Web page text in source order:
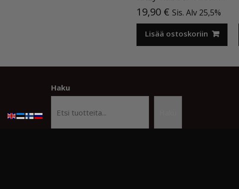
19,90 € Sis. Alv 25,5%
Lisää ostoskoriin
Haku